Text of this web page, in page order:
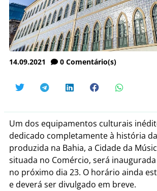
14.09.2021 0 Comentário(s)
Um dos equipamentos culturais
dedicado completamente à história
produzida na Bahia, a Cidade da
situada no Comércio, será
no próximo dia 23. O horário ainda
e deverá ser divulgado em breve.